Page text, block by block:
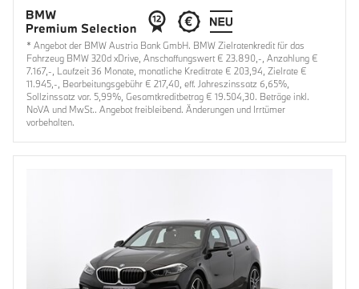
* Angebot der BMW Austria Bank GmbH. BMW Zielratenkredit für das
Fahrzeug BMW 320d xDrive, Anschaffungswert € 23.890,-, Anzahlung €
7.167,-, Laufzeit 36 Monate, monatliche Kreditrate € 203,94, Zielrate €
11.945,-, Bearbeitungsgebühr € 217,40, eff. Jahreszinssatz 6,65%,
Sollzinssatz var. 5,99%, Gesamtkreditbetrag € 19.504,30. Beträge inkl.
NoVA und MwSt.. Angebot freibleibend. Änderungen und Irrtümer
vorbehalten.